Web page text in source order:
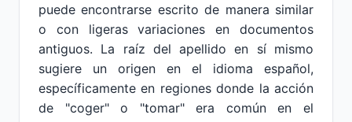
puede encontrarse escrito de manera similar
o con ligeras variaciones en documentos
antiguos. La raíz del apellido en sí mismo
sugiere un origen en el idioma español,
específicamente en regiones donde la acción
de "coger" o "tomar" era común en el